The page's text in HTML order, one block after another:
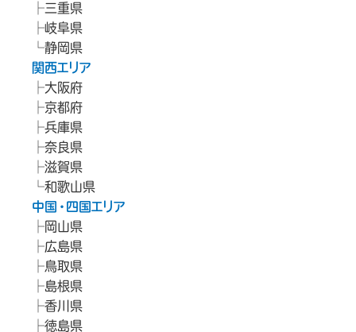
三重県
岐阜県
静岡県
関西エリア
大阪府
京都府
兵庫県
奈良県
滋賀県
和歌山県
中国・四国エリア
岡山県
広島県
鳥取県
島根県
香川県
徳島県